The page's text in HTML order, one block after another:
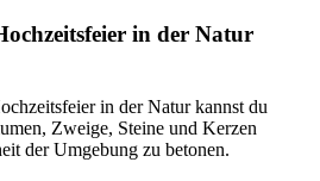
in der Natur
in der Natur kannst du
Zweige, Steine und Kerzen
der Umgebung zu betonen.